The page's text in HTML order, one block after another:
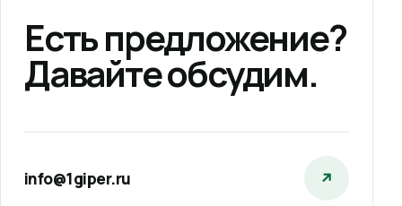
Есть предложение?
Давайте обсудим.
info@1giper.ru ↗